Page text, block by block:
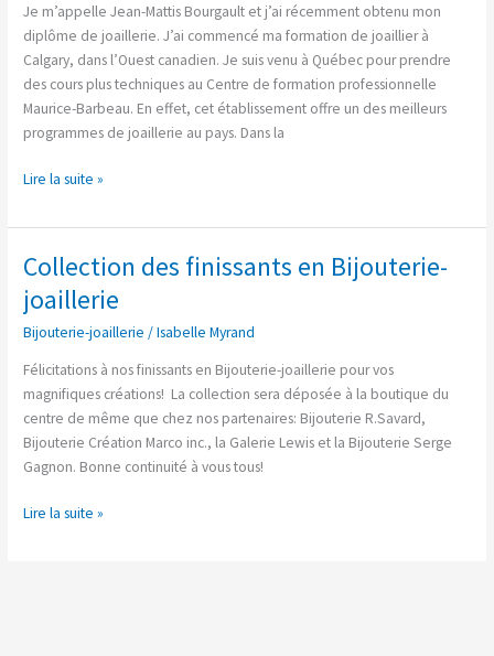
Je m’appelle Jean-Mattis Bourgault et j’ai récemment obtenu mon
diplôme de joaillerie. J’ai commencé ma formation de joaillier à
Calgary, dans l’Ouest canadien. Je suis venu à Québec pour prendre
des cours plus techniques au Centre de formation professionnelle
Maurice-Barbeau. En effet, cet établissement offre un des meilleurs
programmes de joaillerie au pays. Dans la
service!
Lire la suite »
Collection des finissants en Bijouterie-
joaillerie
Bijouterie-joaillerie /Isabelle Myrand
Félicitations à nos finissants en Bijouterie-joaillerie pour vos
magnifiques créations! La collection sera déposée à la boutique du
centre de même que chez nos partenaires: Bijouterie R.Savard,
Bijouterie Création Marco inc., la Galerie Lewis et la Bijouterie Serge
Gagnon. Bonne continuité à vous tous!
Collection
finissants
en
Lire la suite »